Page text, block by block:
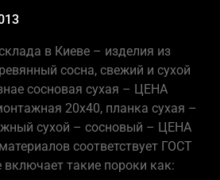
в Киеве – изделия из
сосна, свежий и сухой
сосновая сухая – ЦЕНА
20х40, планка сухая –
сухой – сосновый – ЦЕНА
соответствует ГОСТ
включает такие пороки как: